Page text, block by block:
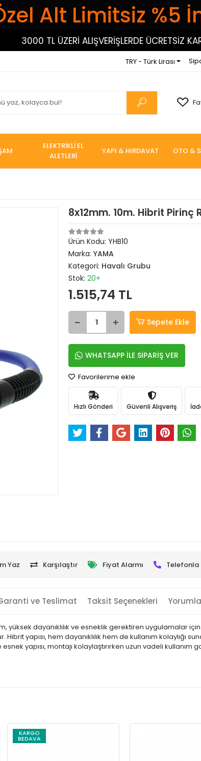
Alt Limitsiz %5
3000 TL ÜZERİ ALIŞVERİŞLERDE ÜCRETSİZ KARGO!
TRY - Türk Lirası
ELEKTRİKLİ EL
ALETLERİ
YAPI & HIRDAVAT OTO &
8x12mm. 10m. Hibrit Pirinç
Ürün Kodu: YHB10
Marka: YAMA
Kategori: Havalı Grubu
Stok: 20+
1.515,74 TL
Sepete Ekle
WHATSAPP İLE SİPARİŞ VER
Favorilerime ekle
Hızlı Gönderi Güvenli Alışveriş
Yaz Karşılaştır Fiyat Alarmı Telefonla
ve Teslimat Taksit Seçenekleri
yüksek dayanıklılık ve esneklik gerektiren uygulamalar
yapısı, hem dayanıklılık hem de kullanım kolaylığı
yapısı, montajı kolaylaştırırken uzun vadeli kullanım
KARGO
BEDAVA